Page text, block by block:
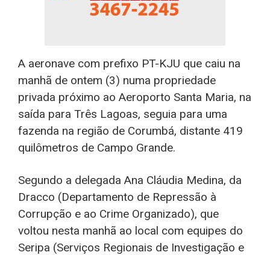
A aeronave com prefixo PT-KJU que caiu na
manhã de ontem (3) numa propriedade
privada próximo ao Aeroporto Santa Maria, na
saída para Três Lagoas, seguia para uma
fazenda na região de Corumbá, distante 419
quilômetros de Campo Grande.
Segundo a delegada Ana Cláudia Medina, da
Dracco (Departamento de Repressão à
Corrupção e ao Crime Organizado), que
voltou nesta manhã ao local com equipes do
Seripa (Serviços Regionais de Investigação e